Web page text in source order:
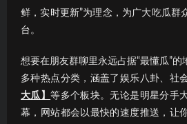
鲜，实时更新”为理念，为广大吃瓜群
台。
想要在朋友群聊里永远占据“最懂瓜”的
多种热点分类，涵盖了娱乐八卦、社
大瓜】等多个板块。无论是明星分手
幕，网站都会以最快的速度推送，让